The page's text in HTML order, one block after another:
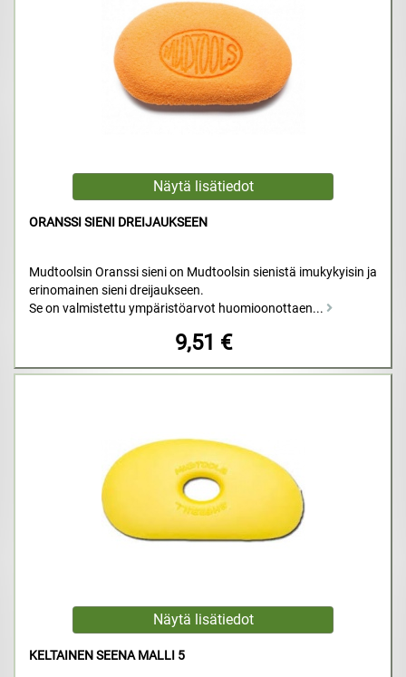
ORANSSI SIENI DREIJAUKSEEN
Mudtoolsin Oranssi sieni on Mudtoolsin sienistä imukykyisin ja
erinomainen sieni dreijaukseen.
Se on valmistettu ympäristöarvot huomioonottaen...
9,51 €
KELTAINEN SEENA MALLI 5